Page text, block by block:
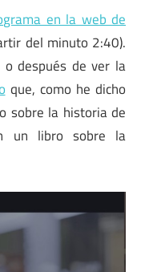
en la web de
del minuto 2:40).
después de ver la
que, como he dicho
sobre la historia de
un libro sobre la